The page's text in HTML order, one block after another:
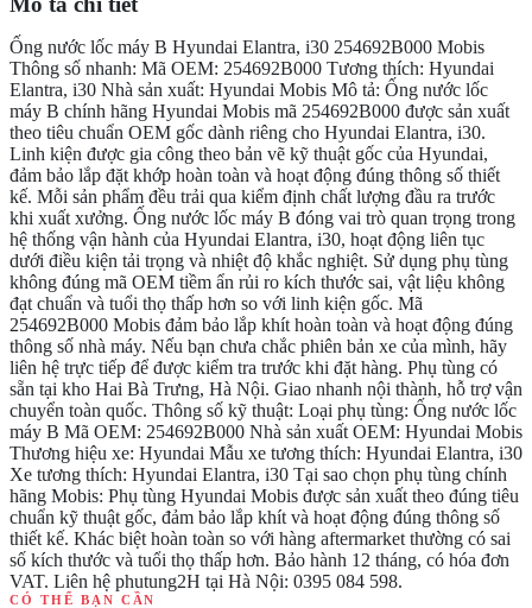
Ống nước lốc máy B Hyundai Elantra, i30 254692B000 Mobis
Thông số nhanh: Mã OEM: 254692B000 Tương thích: Hyundai
Elantra, i30 Nhà sản xuất: Hyundai Mobis Mô tả: Ống nước lốc
máy B chính hãng Hyundai Mobis mã 254692B000 được sản xuất
theo tiêu chuẩn OEM gốc dành riêng cho Hyundai Elantra, i30.
Linh kiện được gia công theo bản vẽ kỹ thuật gốc của Hyundai,
đảm bảo lắp đặt khớp hoàn toàn và hoạt động đúng thông số thiết
kế. Mỗi sản phẩm đều trải qua kiểm định chất lượng đầu ra trước
khi xuất xưởng. Ống nước lốc máy B đóng vai trò quan trọng trong
hệ thống vận hành của Hyundai Elantra, i30, hoạt động liên tục
dưới điều kiện tải trọng và nhiệt độ khắc nghiệt. Sử dụng phụ tùng
không đúng mã OEM tiềm ẩn rủi ro kích thước sai, vật liệu không
đạt chuẩn và tuổi thọ thấp hơn so với linh kiện gốc. Mã
254692B000 Mobis đảm bảo lắp khít hoàn toàn và hoạt động đúng
thông số nhà máy. Nếu bạn chưa chắc phiên bản xe của mình, hãy
liên hệ trực tiếp để được kiểm tra trước khi đặt hàng. Phụ tùng có
sẵn tại kho Hai Bà Trưng, Hà Nội. Giao nhanh nội thành, hỗ trợ vận
chuyển toàn quốc. Thông số kỹ thuật: Loại phụ tùng: Ống nước lốc
máy B Mã OEM: 254692B000 Nhà sản xuất OEM: Hyundai Mobis
Thương hiệu xe: Hyundai Mẫu xe tương thích: Hyundai Elantra, i30
Xe tương thích: Hyundai Elantra, i30 Tại sao chọn phụ tùng chính
hãng Mobis: Phụ tùng Hyundai Mobis được sản xuất theo đúng tiêu
chuẩn kỹ thuật gốc, đảm bảo lắp khít và hoạt động đúng thông số
thiết kế. Khác biệt hoàn toàn so với hàng aftermarket thường có sai
số kích thước và tuổi thọ thấp hơn. Bảo hành 12 tháng, có hóa đơn
VAT. Liên hệ phutung2H tại Hà Nội: 0395 084 598.
CÓ THỂ BẠN CẦN